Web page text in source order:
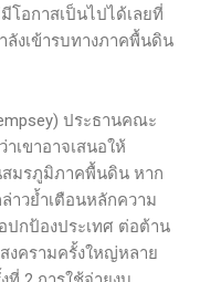
กาสเป็นไปได้เลยที่
ลังเข้ารบทางภาคพื้นดิน
) ประธานคณะ
เขาอาจเสนอให้
สมรภูมิภาคพื้นดิน หาก
าวย้ำเตือนหลักความ
ปกป้องประเทศ ต่อต้าน
งครามครั้งใหญ่หลาย